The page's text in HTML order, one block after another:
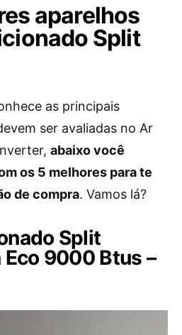
aparelhos
Split
as principais
ser avaliadas no Ar
abaixo você
os 5 melhores para te
de compra. Vamos lá?
Split
9000 Btus –